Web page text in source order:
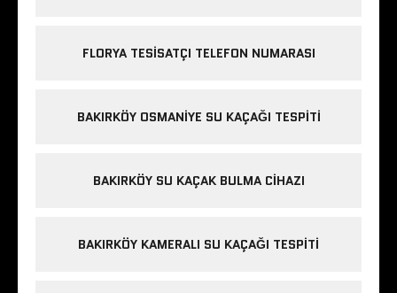
FLORYA TESISATÇI TELEFON NUMARASI
BAKIRKÖY OSMANIYE SU KAÇAĞI TESPITI
BAKIRKÖY SU KAÇAK BULMA CIHAZI
BAKIRKÖY KAMERALI SU KAÇAĞI TESPITI